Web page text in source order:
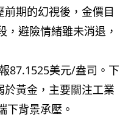
期的幻視後，金價目
，避險情緒雖未消退，
87.1525美元/盎司。下
於黃金，主要關注工業
下背景承壓。